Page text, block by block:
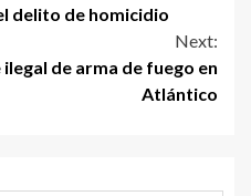
delito de homicidio
Next:
de arma de fuego en
Atlántico